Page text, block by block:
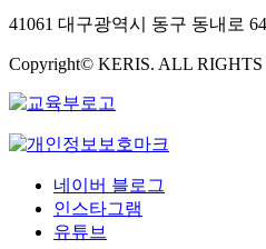
41061 대구광역시 동구 동내로
Copyright© KERIS. ALL RIGHTS
네이버 블로그
인스타그램
유튜브